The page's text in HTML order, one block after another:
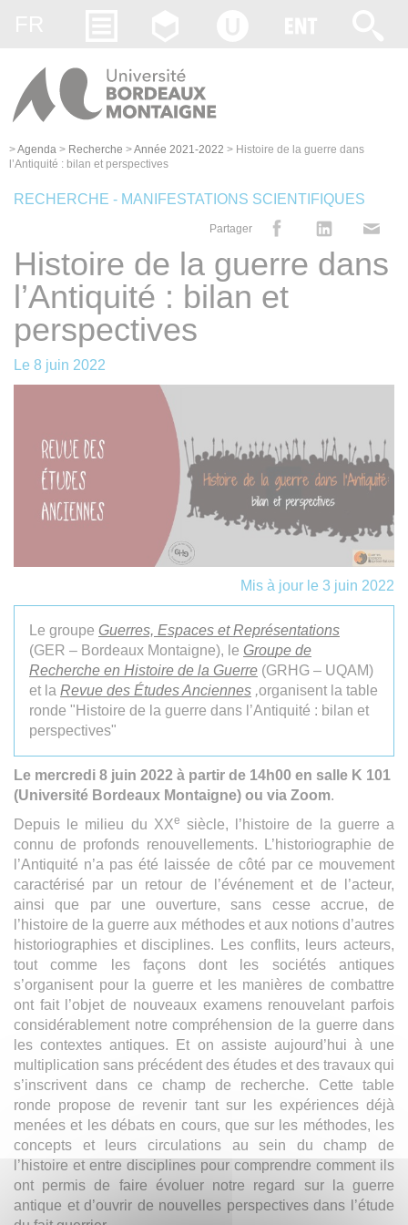
>Agenda > Recherche >Année 2021-2022 > Histoire de la guerre dans
l’Antiquité : bilan et perspectives
RECHERCHE - MANIFESTATIONS SCIENTIFIQUES
Partager
Histoire de la guerre dans
l’Antiquité : bilan et
perspectives
Le 8 juin 2022
Mis à jour le 3 juin 2022
Le groupe Guerres, Espaces et Représentations
(GER – Bordeaux Montaigne), le Groupe de
Recherche en Histoire de la Guerre (GRHG – UQAM)
et la Revue des Études Anciennes ,organisent la table
ronde "Histoire de la guerre dans l’Antiquité : bilan et
perspectives"
Le mercredi 8 juin 2022 à partir de 14h00 en salle K 101
(Université Bordeaux Montaigne) ou via Zoom.
Depuis le milieu du XXe siècle, l’histoire de la guerre a
connu de profonds renouvellements. L’historiographie de
l’Antiquité n’a pas été laissée de côté par ce mouvement
caractérisé par un retour de l’événement et de l’acteur,
ainsi que par une ouverture, sans cesse accrue, de
l’histoire de la guerre aux méthodes et aux notions d’autres
historiographies et disciplines. Les conflits, leurs acteurs,
tout comme les façons dont les sociétés antiques
s’organisent pour la guerre et les manières de combattre
ont fait l’objet de nouveaux examens renouvelant parfois
considérablement notre compréhension de la guerre dans
les contextes antiques. Et on assiste aujourd’hui à une
multiplication sans précédent des études et des travaux qui
s’inscrivent dans ce champ de recherche. Cette table
ronde propose de revenir tant sur les expériences déjà
menées et les débats en cours, que sur les méthodes, les
concepts et leurs circulations au sein du champ de
l’histoire et entre disciplines pour comprendre comment ils
ont permis de faire évoluer notre regard sur la guerre
antique et d’ouvrir de nouvelles perspectives dans l’étude